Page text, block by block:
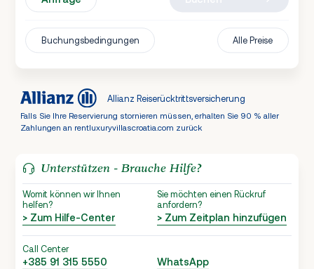
Buchungsbedingungen Alle Preise
Allianz Reiserücktrittsversicherung
Falls Sie Ihre Reservierung stornieren müssen, erhalten Sie 90 % aller
Zahlungen an rentluxuryvillascroatia.com zurück
Unterstützen - Brauche Hilfe?
Womit können wir Ihnen
helfen?
> Zum Hilfe-Center
Sie möchten einen Rückruf
anfordern?
> Zum Zeitplan hinzufügen
Call Center
+385 91 315 5550 WhatsApp